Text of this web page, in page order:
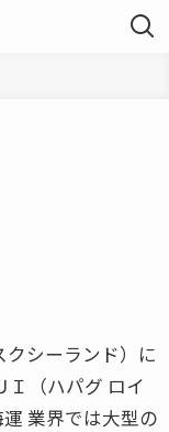
クシーランド）に
Ｉ（ハパグ ロイ
業界では大型の